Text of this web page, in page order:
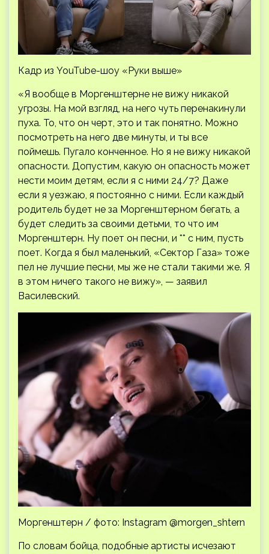
Кадр из YouTube-шоу «Руки выше»
«Я вообще в Моргенштерне не вижу никакой
угрозы. На мой взгляд, на него чуть перенакинули
пуха. То, что он черт, это и так понятно. Можно
посмотреть на него две минуты, и ты все
поймешь. Пугало конченное. Но я не вижу никакой
опасности. Допустим, какую он опасность может
нести моим детям, если я с ними 24/7? Даже
если я уезжаю, я постоянно с ними. Если каждый
родитель будет не за Моргенштерном бегать, а
будет следить за своими детьми, то что им
Моргенштерн. Ну поет он песни, и ** с ним, пусть
поет. Когда я был маленький, «Сектор Газа» тоже
пел не лучшие песни, мы же не стали такими же. Я
в этом ничего такого не вижу», — заявил
Василевский.
Моргенштерн / фото: Instagram @morgen_shtern
По словам бойца, подобные артисты исчезают